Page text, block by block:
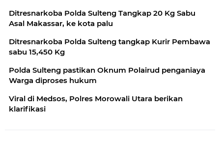
Ditresnarkoba Polda Sulteng Tangkap 20 Kg Sabu
Asal Makassar, ke kota palu
Ditresnarkoba Polda Sulteng tangkap Kurir Pembawa
sabu 15,450 Kg
Polda Sulteng pastikan Oknum Polairud penganiaya
Warga diproses hukum
Viral di Medsos, Polres Morowali Utara berikan
klarifikasi